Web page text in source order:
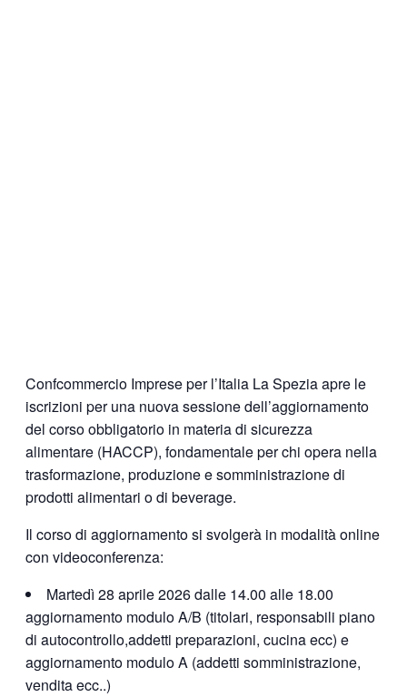
Confcommercio Imprese per l’Italia La Spezia apre le
iscrizioni per una nuova sessione dell’aggiornamento
del corso obbligatorio in materia di sicurezza
alimentare (HACCP), fondamentale per chi opera nella
trasformazione, produzione e somministrazione di
prodotti alimentari o di beverage.
Il corso di aggiornamento si svolgerà in modalità online
con videoconferenza:
Martedì 28 aprile 2026 dalle 14.00 alle 18.00
aggiornamento modulo A/B (titolari, responsabili piano
di autocontrollo,addetti preparazioni, cucina ecc) e
aggiornamento modulo A (addetti somministrazione,
vendita ecc..)